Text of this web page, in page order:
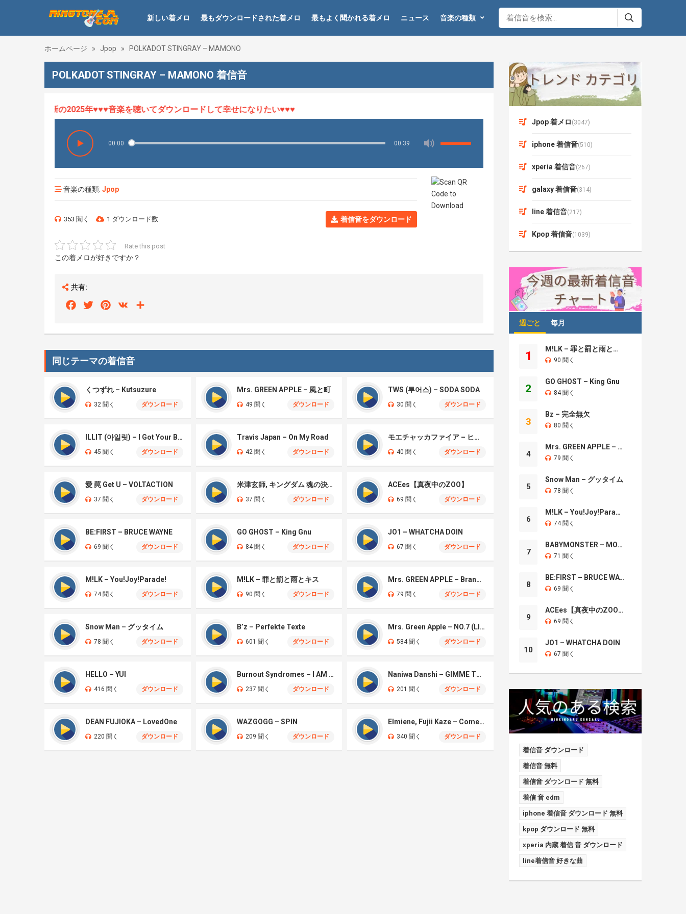
新しい着メロ 最もダウンロードされた着メロ 最もよく聞かれる着メロ ニュース 音楽の種類
ホームページ » Jpop » POLKADOT STINGRAY – MAMONO
POLKADOT STINGRAY – MAMONO 着信音
、最新の2025年♥♥♥音楽を聴いてダウンロードして幸せになりたい♥♥♥
00:00 00:39
音楽の種類: Jpop
353 聞く 1 ダウンロード数 着信音をダウンロード
Rate this post
この着メロが好きですか？
共有:
FacebookTwitterPinterest
VK
同じテーマの着信音
くつずれ – Kutsuzure
32 聞く ダウンロード
Mrs. GREEN APPLE – 風と町
49 聞く ダウンロード
TWS (투어스) – SODA SODA
30 聞く ダウンロード
ILLIT (아일릿) – I Got Your Back
45 聞く ダウンロード
Travis Japan – On My Road
42 聞く ダウンロード
モエチャッカファイア – ヒューゴ、狛野真斗、ライト、セヴェリアン (Cover )
40 聞く ダウンロード
愛 罠 Get U – VOLTACTION
37 聞く ダウンロード
米津玄師, キングダム 魂の決戦 – 公開記念PV
37 聞く ダウンロード
ACEes【真夜中のZOO】
69 聞く ダウンロード
BE:FIRST – BRUCE WAYNE
69 聞く ダウンロード
GO GHOST – King Gnu
84 聞く ダウンロード
JO1 – WHATCHA DOIN
67 聞く ダウンロード
M!LK – You!Joy!Parade!
74 聞く ダウンロード
M!LK – 罪と罰と雨とキス
90 聞く ダウンロード
Mrs. GREEN APPLE – Brand New
79 聞く ダウンロード
Snow Man – グッタイム
78 聞く ダウンロード
B’z – Perfekte Texte
601 聞く ダウンロード
Mrs. Green Apple – NO.7 (LIVE)
584 聞く ダウンロード
HELLO – YUI
416 聞く ダウンロード
Burnout Syndromes – I AM A HERO
237 聞く ダウンロード
Naniwa Danshi – GIMME THE DAY
201 聞く ダウンロード
DEAN FUJIOKA – LovedOne
220 聞く ダウンロード
WAZGOGG – SPIN
209 聞く ダウンロード
Elmiene, Fujii Kaze – Comets Gold
340 聞く ダウンロード
Jpop 着メロ (3047)
iphone 着信音(510)
xperia 着信音(267)
galaxy 着信音(314)
line 着信音(217)
Kpop 着信音(1039)
週ごと 毎月
1
M!LK – 罪と罰と雨とキス
90 聞く
2
GO GHOST – King Gnu
84 聞く
3
Bz – 完全無欠
80 聞く
4
Mrs. GREEN APPLE – Brand New
79 聞く
5
Snow Man – グッタイム
78 聞く
6
M!LK – You!Joy!Parade!
74 聞く
7
BABYMONSTER – MOON
71 聞く
8
BE:FIRST – BRUCE WAYNE
69 聞く
9
ACEes【真夜中のZOO】
69 聞く
10
JO1 – WHATCHA DOIN
67 聞く
着信音 ダウンロード
着信音 無料
着信音 ダウンロード 無料
着信 音 edm
iphone 着信音 ダウンロード 無料
kpop ダウンロード 無料
xperia 内蔵 着信 音 ダウンロード
line着信音 好きな曲